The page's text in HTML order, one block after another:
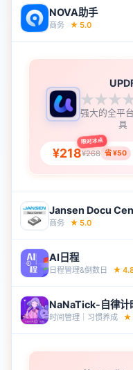
NOVA助手
商务 ★ 5.0
强大的全平台
具
限时冰点
¥218¥268 省 ¥50
Jansen Docu
商务 ★ 5.0
AI日程
日程管理&倒数‪日‬ ★
NaNaTick-自律计
时间管理｜习惯养‪成‬ ★